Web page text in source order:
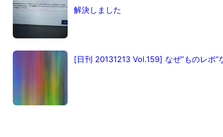
解決しました
[日刊 20131213 Vol.159] なぜ”ものレポ”